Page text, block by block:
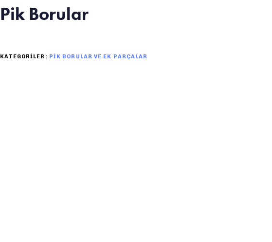
Pik Borular
KATEGORILER: PİK BORULAR VE EK PARÇALAR